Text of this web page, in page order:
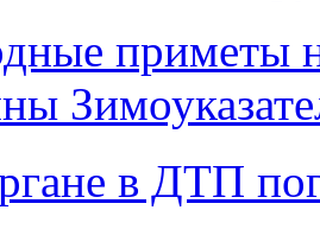
приметы
в ДТП